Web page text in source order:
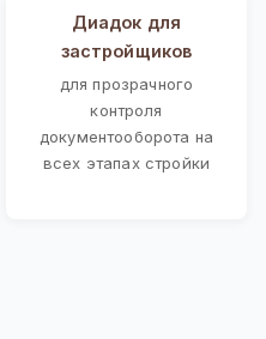
Диадок для
застройщиков
для прозрачного
контроля
документооборота на
всех этапах стройки